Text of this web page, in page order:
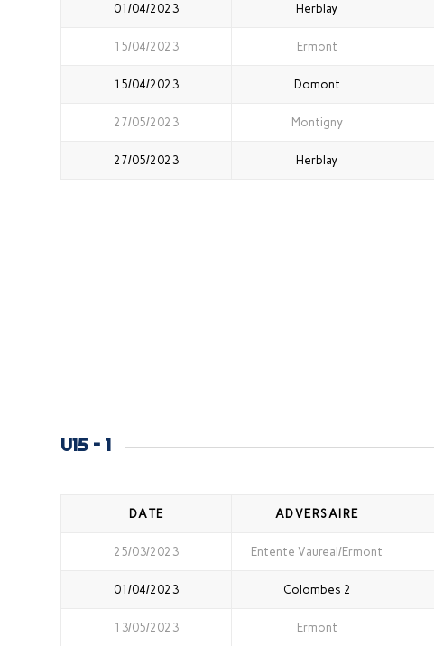
01/04/2023 Herblay
15/04/2023 Ermont
15/04/2023 Domont
27/05/2023 Montigny
27/05/2023 Herblay
U15 – 1
DATE ADVERSAIRE
25/03/2023 Entente Vaureal/Ermont
01/04/2023 Colombes 2
13/05/2023 Ermont